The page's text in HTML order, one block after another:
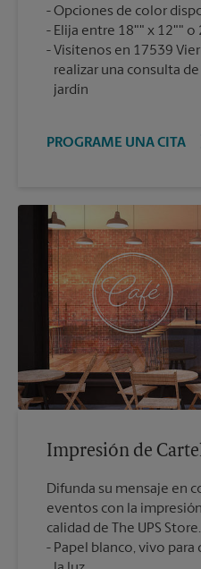
Opciones de color
Elija entre 18"" x 12"" o
Visítenos en 17539
realizar una consulta
jardín
PROGRAME UNA CITA
Impresión de
Difunda su mensaje en
eventos con la
calidad de The UPS Store.
Papel blanco, vivo para